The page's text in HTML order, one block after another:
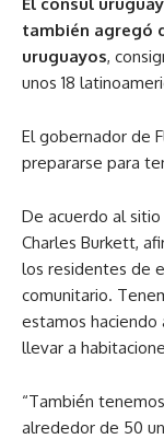
también agregó
uruguayos,
unos 18
El gobernador de
prepararse para
De acuerdo al sitio
Charles Burkett,
los residentes de
comunitario.
estamos haciendo
llevar a
“También
alrededor de 50